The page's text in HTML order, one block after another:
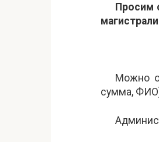
Просим
Можно
сумма,